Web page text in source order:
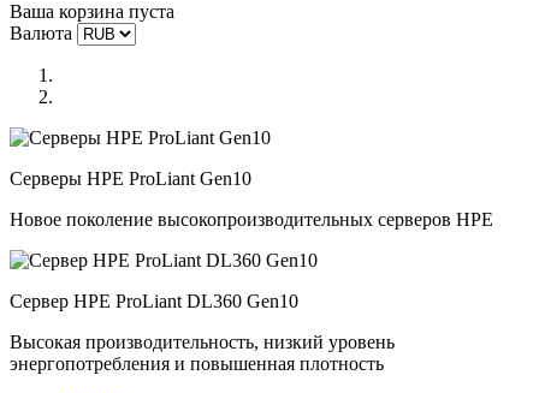
Ваша корзина пуста
Валюта
Серверы HPE ProLiant Gen10
Новое поколение высокопроизводительных серверов HPE
Сервер HPE ProLiant DL360 Gen10
Высокая производительность, низкий уровень
энергопотребления и повышенная плотность